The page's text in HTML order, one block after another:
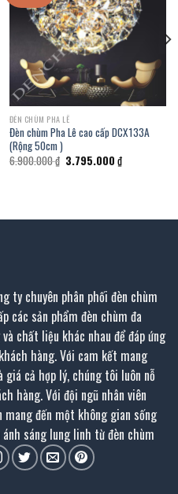
ĐÈN CHÙM PHA LÊ
Đèn chùm Pha Lê cao cấp DCX133A
(Rộng 50cm )
6.900.000₫ Giá
gốc
3.795.000 ₫Giá
hiện
ty chuyên phân phối đèn chùm
các sản phẩm đèn chùm đa
chất liệu khác nhau để đáp ứng
hàng. Với cam kết mang
giá cả hợp lý, chúng tôi luôn nỗ
hàng. Với đội ngũ nhân viên
đến một không gian sống
sáng lung linh từ đèn chùm